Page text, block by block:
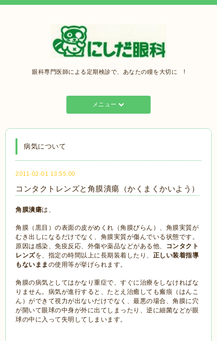
眼科専門医師による定期検診で、あなたの瞳を大切に !
メニュー
病気について
2011-02-01 13:55:00
コンタクトレンズと角膜潰瘍（かくまくかいよう）
角膜潰瘍は、
角膜（黒目）の表面の皮がめくれ（角膜びらん）、角膜実質が
むき出しになるだけでなく、角膜実質が傷んでいる状態です。
原因は感染、免疫反応、外傷や薬品などがある他、
コンタクト
レンズを、指定の時間以上に長期装着したり、 正しい装着指導
もないままの使用等が挙げられます。
角膜の病気としてはかなり重症で、すぐに治療をしなければな
りません。病気が進行すると、たとえ治癒しても瘢痕（はんこ
ん）ができて視力が出ないだけでなく、最悪の場合、角膜に穴
が開いて眼球の中身が外に出てしまったり、逆に細菌などが眼
球の中に入って失明してしまいます。